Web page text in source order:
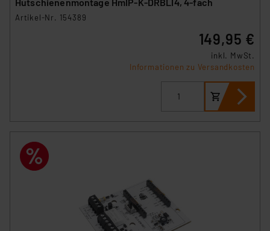
(1) lit. a DSGVO. Nähere Infos zu diesen Drittanbietern
und zu der jeweiligen Datenübermittlung erhalten Sie in
der Datenschutzerklärung. Für die USA besteht kein
Angemessenheitsbeschluss der EU. Dies bedeutet,
dass die USA als Land mit unzureichendem
Datenschutz nach EU-Standards eingestuft wird. So
besteht etwa das Risiko, dass US-Behörden
Unsere Kooperation mit diesen Dienstleistern stützt
sich auf die Standarddatenschutzklauseln der
Europäischen Kommission sowie einer eigenen
Beurteilung der mit der Datenübermittlung,
insbesondere der Art der übermittelten Daten,
verbundenen Risiken.“
Artikel-Nr. 154389
149,95 €
inkl. MwSt.
Informationen zu Versandkosten